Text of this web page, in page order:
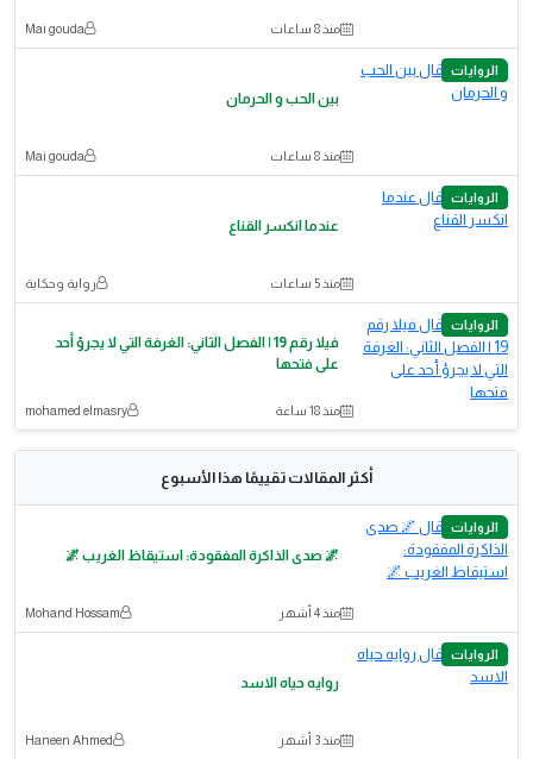
منذ 8 ساعات Mai gouda
الروايات
بين الحب و الحرمان
منذ 8 ساعات Mai gouda
الروايات
عندما انكسر القناع
منذ 5 ساعات رواية وحكاية
الروايات
فيلا رقم 19 | الفصل الثاني: الغرفة التي لا يجرؤ أحد
على فتحها
منذ 18 ساعة mohamed elmasry
أكثر المقالات تقييمًا هذا الأسبوع
الروايات
🌌 صدى الذاكرة المفقودة: استيقاظ الغريب 🌌
منذ 4 أشهر Mohand Hossam
الروايات
روايه حياه الاسد
منذ 3 أشهر Haneen Ahmed